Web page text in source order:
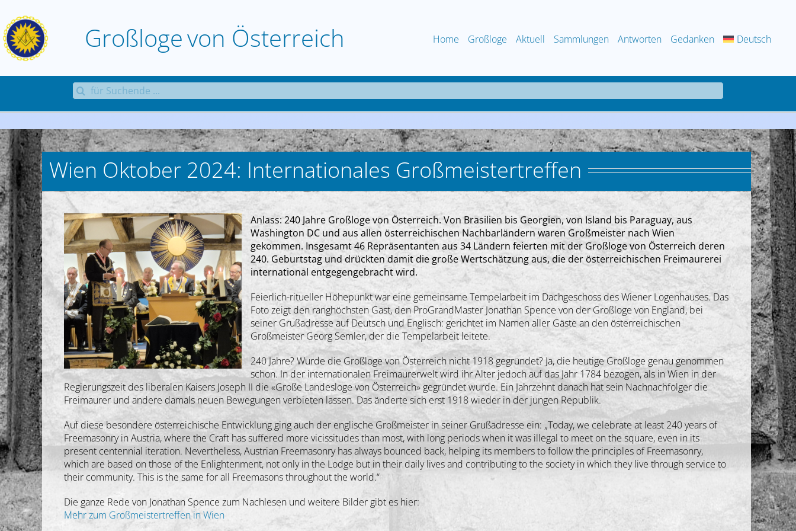
Inhalt
springen
Großlogevon Österreich Home Großloge Aktuell Sammlungen Antworten Gedanken Deutsch
Suche
nach:
Wien Oktober 2024: Internationales Großmeistertreffen
Anlass: 240 Jahre Großloge von Österreich. Von Brasilien bis Georgien, von Island bis Paraguay, aus
Washington DC und aus allen österreichischen Nachbarländern waren Großmeister nach Wien
gekommen. Insgesamt 46 Repräsentanten aus 34 Ländern feierten mit der Großloge von Österreich deren
240. Geburtstag und drückten damit die große Wertschätzung aus, die der österreichischen Freimaurerei
international entgegengebracht wird.
Feierlich-ritueller Höhepunkt war eine gemeinsame Tempelarbeit im Dachgeschoss des Wiener Logenhauses. Das
Foto zeigt den ranghöchsten Gast, den ProGrandMaster Jonathan Spence von der Großloge von England, bei
seiner Grußadresse auf Deutsch und Englisch: gerichtet im Namen aller Gäste an den österreichischen
Großmeister Georg Semler, der die Tempelarbeit leitete.
240 Jahre? Wurde die Großloge von Österreich nicht 1918 gegründet? Ja, die heutige Großloge genau genommen
schon. In der internationalen Freimaurerwelt wird ihr Alter jedoch auf das Jahr 1784 bezogen, als in Wien in der
Regierungszeit des liberalen Kaisers Joseph II die «Große Landesloge von Österreich» gegründet wurde. Ein Jahrzehnt danach hat sein Nachnachfolger die
Freimaurer und andere damals neuen Bewegungen verbieten lassen. Das änderte sich erst 1918 wieder in der jungen Republik.
Auf diese besondere österreichische Entwicklung ging auch der englische Großmeister in seiner Grußadresse ein: „Today, we celebrate at least 240 years of
Freemasonry in Austria, where the Craft has suffered more vicissitudes than most, with long periods when it was illegal to meet on the square, even in its
present centennial iteration. Nevertheless, Austrian Freemasonry has always bounced back, helping its members to follow the principles of Freemasonry,
which are based on those of the Enlightenment, not only in the Lodge but in their daily lives and contributing to the society in which they live through service to
their community. This is the same for all Freemasons throughout the world.“
Die ganze Rede von Jonathan Spence zum Nachlesen und weitere Bilder gibt es hier:
Mehr zum Großmeistertreffen in Wien